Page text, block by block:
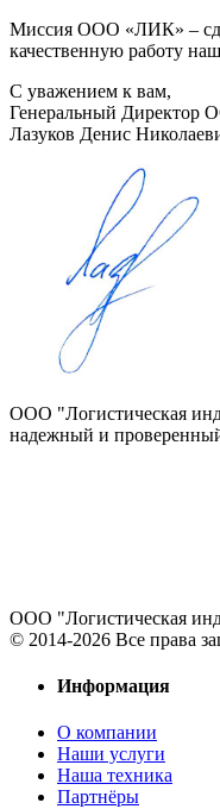
Миссия ООО «ЛИК» –
качественную работу
С уважением к вам,
Генеральный
Лазуков Денис
ООО "Логистическая
надежный и
ООО "Логистическая
© 2014-2026 Все права
Информация
О компании
Наши услуги
Наша техника
Партнёры